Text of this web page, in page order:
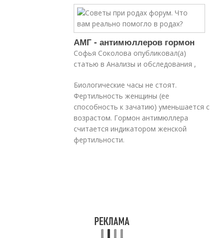
АМГ - антимюллеров гормон
Софья Соколова опубликовал(а)
статью в Анализы и обследования ,
Биологические часы не стоят.
Фертильность женщины (ее
способность к зачатию) уменьшается с
возрастом. Гормон антимюллера
считается индикатором женской
фертильности.